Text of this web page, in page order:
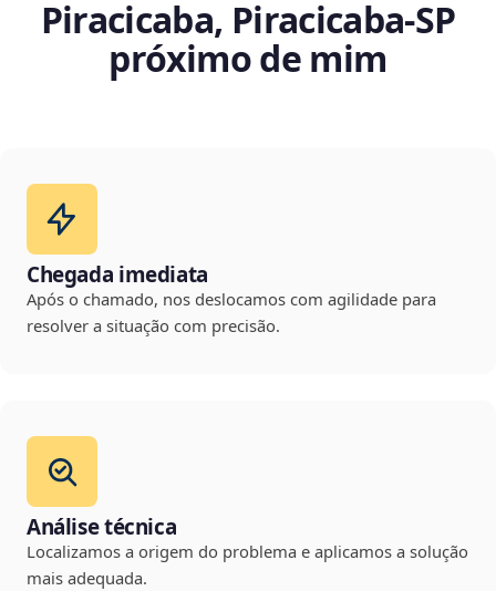
Piracicaba, Piracicaba‑SP
próximo de mim
Chegada imediata
Após o chamado, nos deslocamos com agilidade para
resolver a situação com precisão.
Análise técnica
Localizamos a origem do problema e aplicamos a solução
mais adequada.